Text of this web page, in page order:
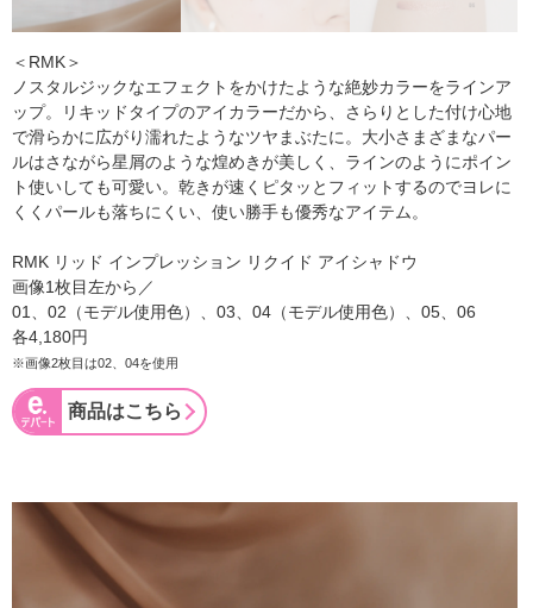
＜RMK＞
ノスタルジックなエフェクトをかけたような絶妙カラーをラインア
ップ。リキッドタイプのアイカラーだから、さらりとした付け心地
で滑らかに広がり濡れたようなツヤまぶたに。大小さまざまなパー
ルはさながら星屑のような煌めきが美しく、ラインのようにポイン
ト使いしても可愛い。乾きが速くピタッとフィットするのでヨレに
くくパールも落ちにくい、使い勝手も優秀なアイテム。
RMK リッド インプレッション リクイド アイシャドウ
画像1枚目左から／
01、02（モデル使用色）、03、04（モデル使用色）、05、06
各4,180円
※画像2枚目は02、04を使用
商品はこちら